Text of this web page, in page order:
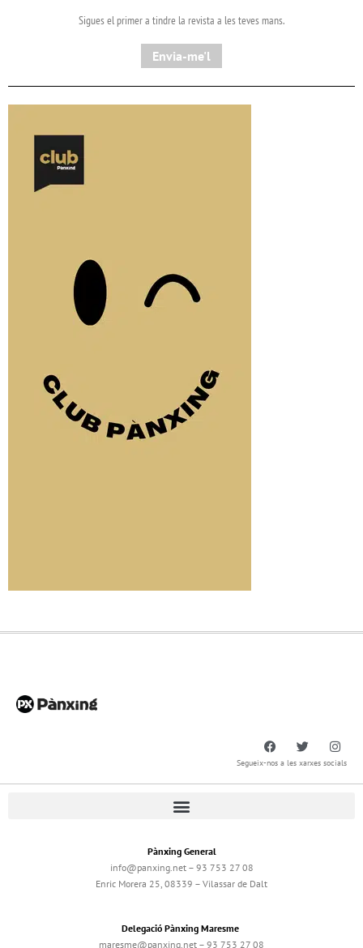
Sigues el primer a tindre la revista a les teves mans.
Envia-me'l
Segueix-nos a les xarxes socials
Pànxing General
info@panxing.net – 93 753 27 08
Enric Morera 25, 08339 – Vilassar de Dalt
Delegació Pànxing Maresme
maresme@panxing.net – 93 753 27 08